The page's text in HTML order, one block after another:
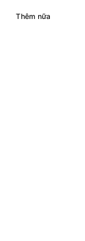
Thêm nữa